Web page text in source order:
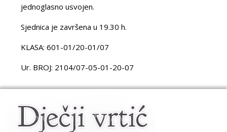
jednoglasno usvojen.
Sjednica je završena u 19.30 h.
KLASA: 601-01/20-01/07
Ur. BROJ: 2104/07-05-01-20-07